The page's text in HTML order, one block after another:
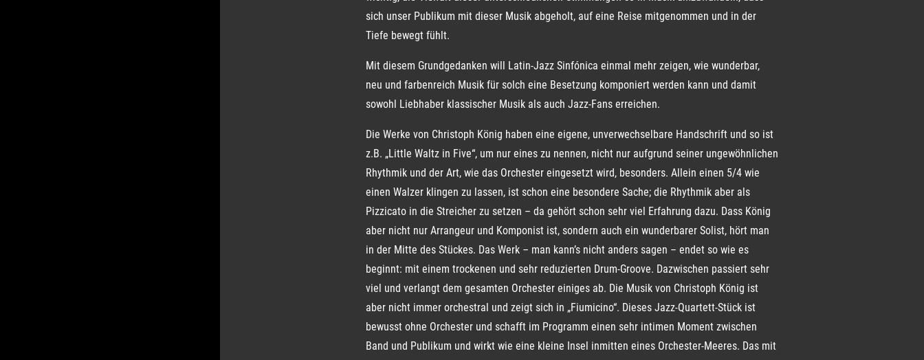
sich unser Publikum mit dieser Musik abgeholt, auf eine Reise mitgenommen und in der
Tiefe bewegt fühlt.
Mit diesem Grundgedanken will Latin-Jazz Sinfónica einmal mehr zeigen, wie wunderbar,
neu und farbenreich Musik für solch eine Besetzung komponiert werden kann und damit
sowohl Liebhaber klassischer Musik als auch Jazz-Fans erreichen.
Die Werke von Christoph König haben eine eigene, unverwechselbare Handschrift und so ist
z.B. „Little Waltz in Five“, um nur eines zu nennen, nicht nur aufgrund seiner ungewöhnlichen
Rhythmik und der Art, wie das Orchester eingesetzt wird, besonders. Allein einen 5/4 wie
einen Walzer klingen zu lassen, ist schon eine besondere Sache; die Rhythmik aber als
Pizzicato in die Streicher zu setzen – da gehört schon sehr viel Erfahrung dazu. Dass König
aber nicht nur Arrangeur und Komponist ist, sondern auch ein wunderbarer Solist, hört man
in der Mitte des Stückes. Das Werk – man kann’s nicht anders sagen – endet so wie es
beginnt: mit einem trockenen und sehr reduzierten Drum-Groove. Dazwischen passiert sehr
viel und verlangt dem gesamten Orchester einiges ab. Die Musik von Christoph König ist
aber nicht immer orchestral und zeigt sich in „Fiumicino“. Dieses Jazz-Quartett-Stück ist
bewusst ohne Orchester und schafft im Programm einen sehr intimen Moment zwischen
Band und Publikum und wirkt wie eine kleine Insel inmitten eines Orchester-Meeres. Das mit